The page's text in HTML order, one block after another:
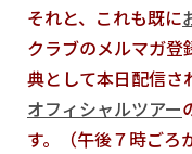
それと、これも既に
クラブのメルマガ
典として本日配信さ
オフィシャルツアー
す。（午後７時ごろ